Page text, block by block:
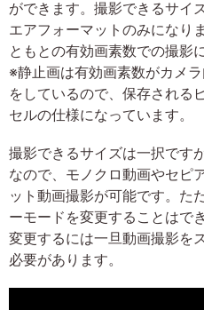
ができます。撮影できるサイ
エアフォーマットのみになり
ともとの有効画素数での撮影
※静止画は有効画素数がカメ
をしているので、保存される
セルの仕様になっています。
撮影できるサイズは一択です
なので、モノクロ動画やセピ
ット動画撮影が可能です。た
ーモードを変更することはで
変更するには一旦動画撮影を
必要があります。